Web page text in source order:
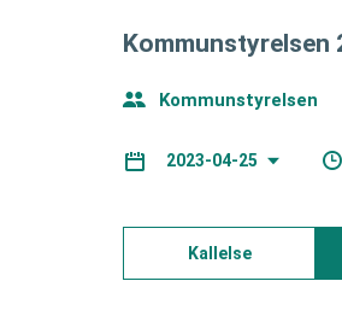
Kommunstyrelsen
Kommunstyrelsen
2023-04-25
Kallelse